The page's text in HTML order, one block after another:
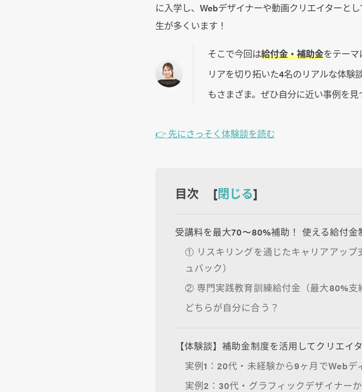
に入学し、Webデザイナーや動画クリエイターと
生が多くいます！
そこで今回は給付金・補助金をテーマ
リアを切り拓いた4名のリアルな体験
もさまざま。ぜひ自分に近い事例を見
👉 先にさっそく体験談を読む
目次 [閉じる]
受講料を最大70〜80%補助！ 使える給付金
① リスキリングを通じたキャリアアップ
ュバック）
② 専門実践教育訓練給付金（最大80%支
どちらが自分に合う？
【体験談】補助金制度を活用してクリエイ
実例1：20代・未経験から9ヶ月でWeb
実例2：30代・グラフィックデザイナー